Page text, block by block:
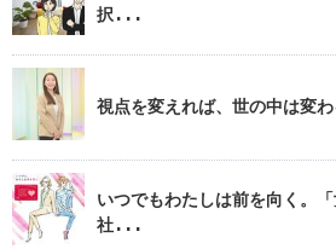
択...
視点を変えれば、世の中は
いつでもわたしは前を向く。
社...